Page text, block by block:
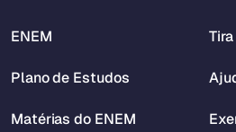
ENEM
Plano de Estudos
Matérias do ENEM